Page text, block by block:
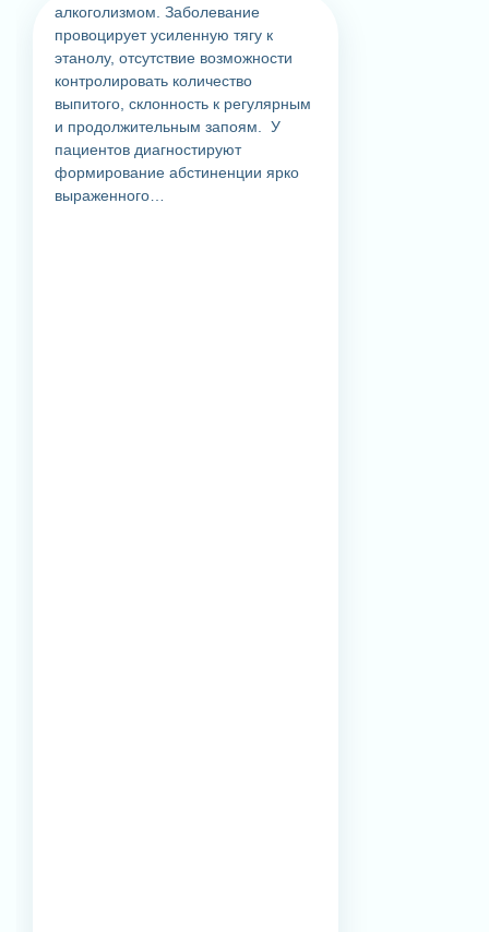
алкоголизмом. Заболевание
провоцирует усиленную тягу к
этанолу, отсутствие возможности
контролировать количество
выпитого, склонность к регулярным
и продолжительным запоям. У
пациентов диагностируют
формирование абстиненции ярко
выраженного…